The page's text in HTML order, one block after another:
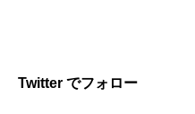
Twitter でフォロー